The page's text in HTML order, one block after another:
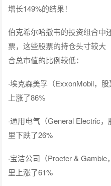
增长149%的结果！
伯克希尔哈撒韦的投资组合中
票，这些股票的持仓头寸较大
合总市值的比例较低：
·埃克森美孚（ExxonMobil，
上涨了86%
·通用电气（General Electric
里下跌了26%
·宝洁公司（Procter &
里上涨了61%